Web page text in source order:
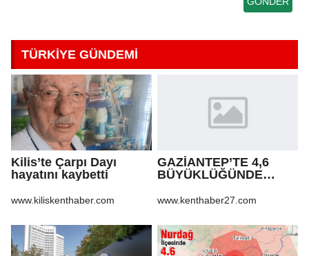
TÜRKİYE GÜNDEMİ
Kilis’te Çarpı Dayı
hayatını kaybetti
www.kiliskenthaber.com
GAZİANTEP’TE 4,6
BÜYÜKLÜĞÜNDE
www.kenthaber27.com